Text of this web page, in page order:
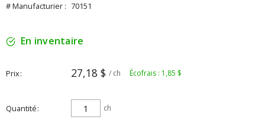
# Manufacturier : 70151
En inventaire
Prix 27,18 $ / ch Écofrais : 1,85 $
Quantité ch